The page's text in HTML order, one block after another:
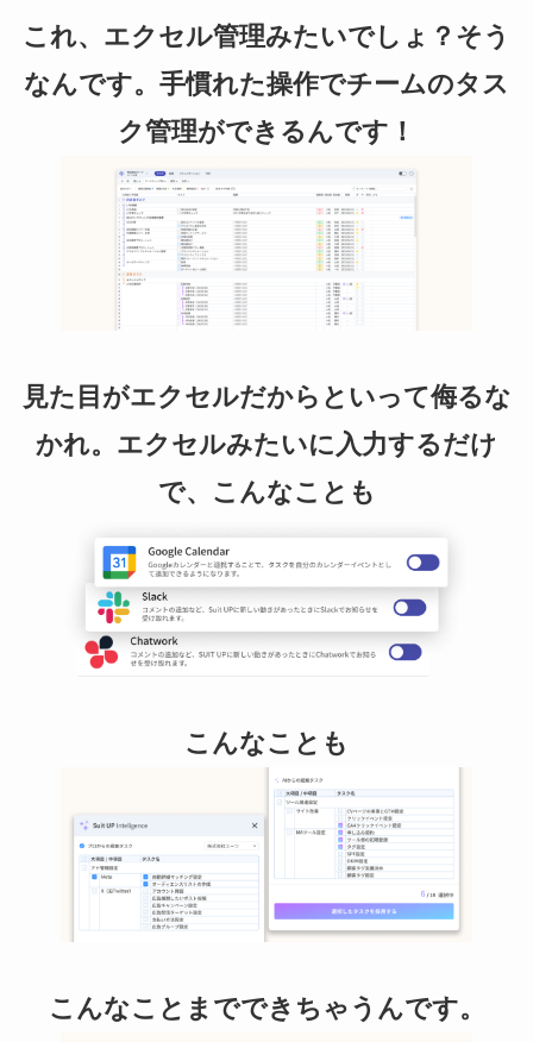
これ、エクセル管理みたいでしょ？そう
なんです。手慣れた操作でチームのタス
ク管理ができるんです！
見た目がエクセルだからといって侮るな
かれ。エクセルみたいに入力するだけ
で、こんなことも
こんなことも
こんなことまでできちゃうんです。